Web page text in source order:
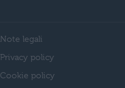
Note legali
Privacy policy
Cookie policy